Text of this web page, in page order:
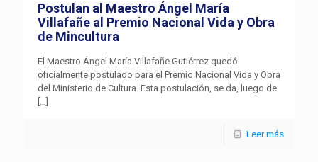
Postulan al Maestro Ángel María
Villafañe al Premio Nacional Vida y Obra
de Mincultura
El Maestro Ángel María Villafañe Gutiérrez quedó
oficialmente postulado para el Premio Nacional Vida y Obra
del Ministerio de Cultura. Esta postulación, se da, luego de
[…]
Leer más